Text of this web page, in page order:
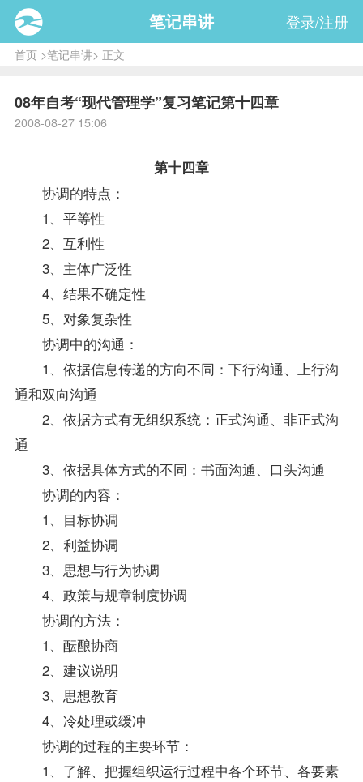
笔记串讲 登录/注册
首页>笔记串讲> 正文
08年自考“现代管理学”复习笔记第十四章
2008-08-27 15:06
第十四章
协调的特点：
1、平等性
2、互利性
3、主体广泛性
4、结果不确定性
5、对象复杂性
协调中的沟通：
1、依据信息传递的方向不同：下行沟通、上行沟
通和双向沟通
2、依据方式有无组织系统：正式沟通、非正式沟
通
3、依据具体方式的不同：书面沟通、口头沟通
协调的内容：
1、目标协调
2、利益协调
3、思想与行为协调
4、 政策与规章制度协调
协调的方法：
1、酝酿协商
2、建议说明
3、思想教育
4、冷处理或缓冲
协调的过程的主要环节：
1、了解、把握组织运行过程中各个环节、各要素